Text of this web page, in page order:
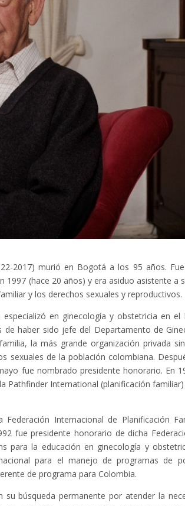
2017) murió en Bogotá a los 95 años.
(hace 20 años) y era asiduo asistente a
y los derechos sexuales y reproductivos.
en ginecología y obstetricia en el
haber sido jefe del Departamento de
la más grande organización privada
sexuales de la población colombiana.
fue nombrado presidente honorario. En
Pathfinder International (planificación
Internacional de Planificación
fue presidente honorario de dicha
para la educación en ginecología y
para el manejo de programas de
de programa para Colombia.
búsqueda permanente por atender la